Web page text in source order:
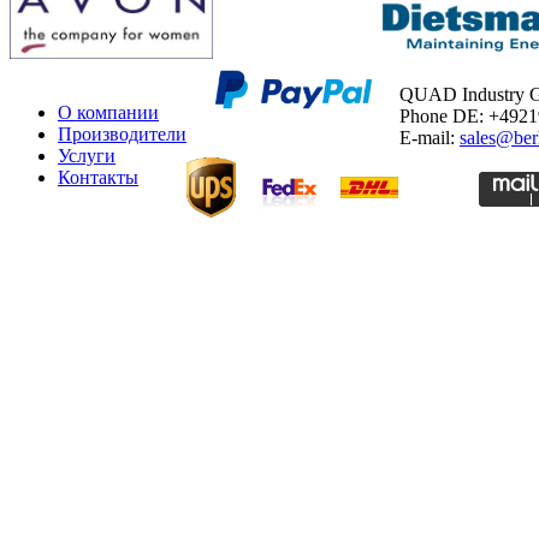
О компании
Производители
Услуги
Контакты
QUAD Industry
Phone DE:
E-mail: